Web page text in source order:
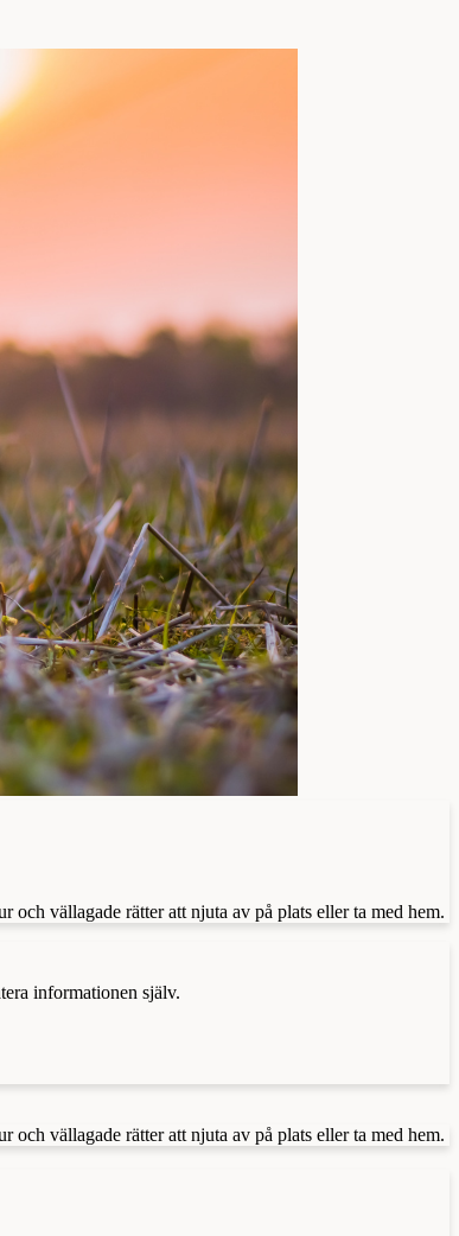
vällagade rätter att njuta av på plats eller ta med hem.
informationen själv.
vällagade rätter att njuta av på plats eller ta med hem.